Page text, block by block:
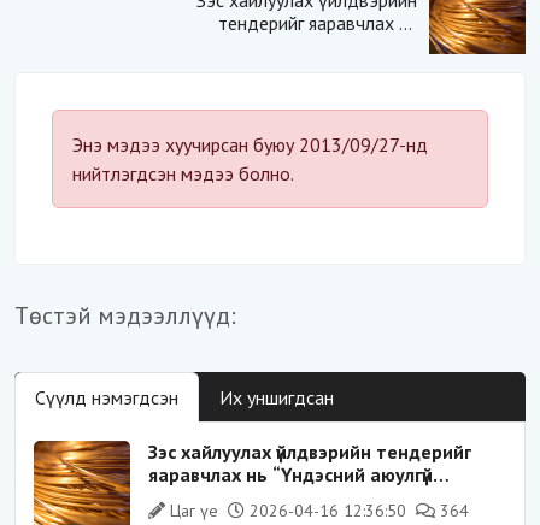
тендерийг яаравчлах нь
Энэ мэдээ хуучирсан буюу 2013/09/27-нд
нийтлэгдсэн мэдээ болно.
Төстэй мэдээллүүд:
Сүүлд нэмэгдсэн Их уншигдсан
Зэс хайлуулах үйлдвэрийн тендерийг
яаравчлах нь “Үндэсний аюулгүй
байдал“-д эрсдэлтэй юу?
Цаг үе 2026-04-16 12:36:50 364